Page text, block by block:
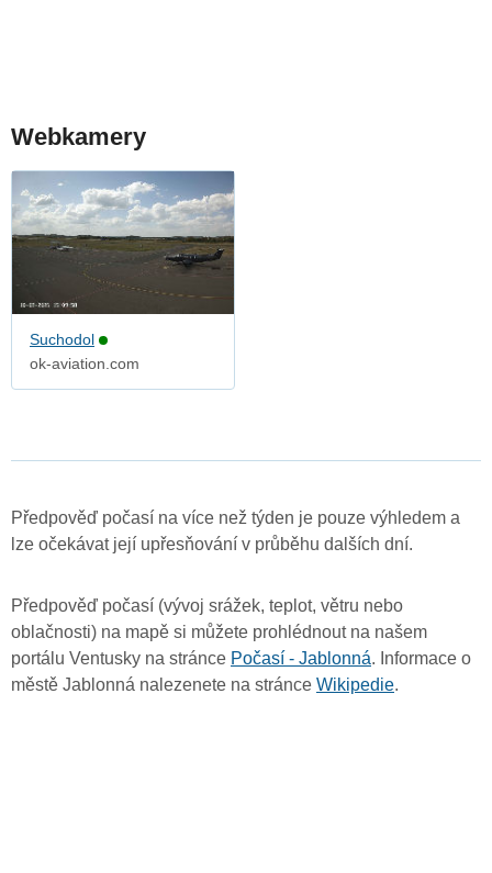
Webkamery
Suchodol
ok-aviation.com
Předpověď počasí na více než týden je pouze výhledem a
lze očekávat její upřesňování v průběhu dalších dní.
Předpověď počasí (vývoj srážek, teplot, větru nebo
oblačnosti) na mapě si můžete prohlédnout na našem
portálu Ventusky na stránce Počasí - Jablonná. Informace o
městě Jablonná nalezenete na stránce Wikipedie.